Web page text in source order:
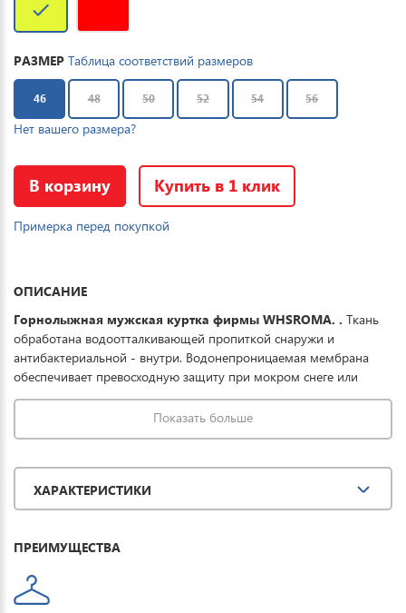
РАЗМЕР Таблица соответствий размеров
46 48 50 52 54 56
Нет вашего размера?
В корзину Купить в 1 клик
Примерка перед покупкой
ОПИСАНИЕ
Горнолыжная мужская куртка фирмы WHSROMA. . Ткань
обработана водоотталкивающей пропиткой снаружи и
антибактериальной - внутри. Водонепроницаемая мембрана
обеспечивает превосходную защиту при мокром снеге или
ледяном дожде и оперативно отводит влагу от тела наружу,
сохраняя тепло и комфорт. Купить зимнюю спортивную куртку
можно для повседневной носки, активного отдыха, туризма и
кулиски; Карман для SKIPAS на рукаве; Внутренний карман на
молнии; для маски; для мобильных устройств; Снегозащитная
юбка; Ветро-защитные манжеты внутри рукава; Вентиляция на
Показать больше
ХАРАКТЕРИСТИКИ
ПРЕИМУЩЕСТВА